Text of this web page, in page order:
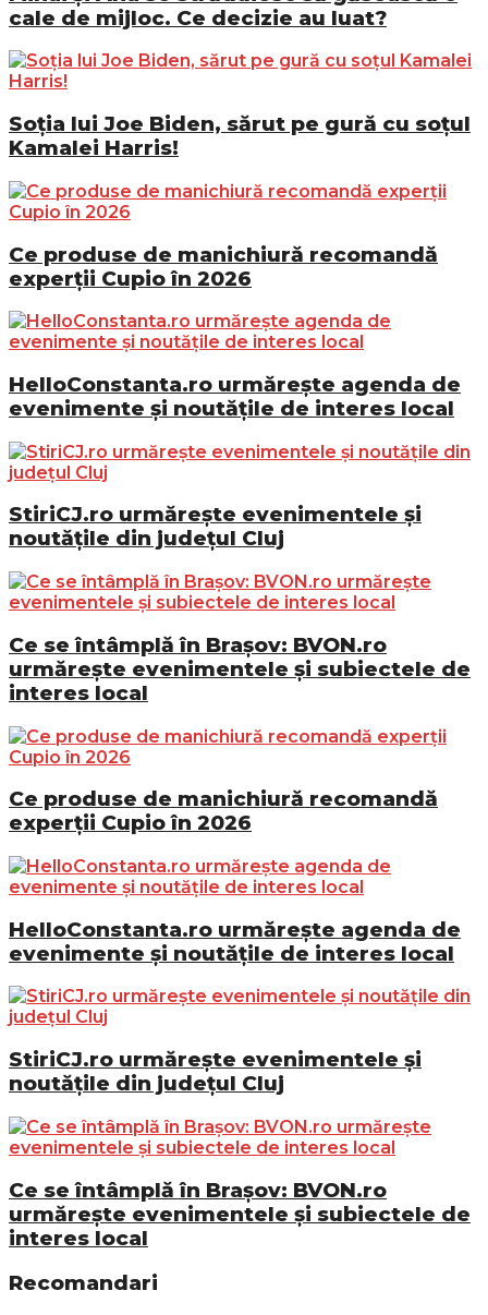
cale de mijloc. Ce decizie au luat?
Soția lui Joe Biden, sărut pe gură cu soțul
Kamalei Harris!
Ce produse de manichiură recomandă
experții Cupio în 2026
HelloConstanta.ro urmărește agenda de
evenimente și noutățile de interes local
StiriCJ.ro urmărește evenimentele și
noutățile din județul Cluj
Ce se întâmplă în Brașov: BVON.ro
urmărește evenimentele și subiectele de
interes local
Ce produse de manichiură recomandă
experții Cupio în 2026
HelloConstanta.ro urmărește agenda de
evenimente și noutățile de interes local
StiriCJ.ro urmărește evenimentele și
noutățile din județul Cluj
Ce se întâmplă în Brașov: BVON.ro
urmărește evenimentele și subiectele de
interes local
Recomandari